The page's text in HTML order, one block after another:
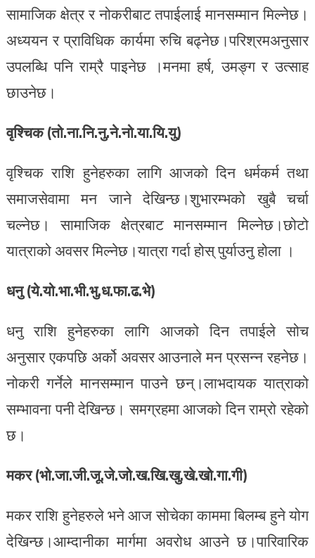
सामाजिक क्षेत्र र नोकरीबाट तपाईलाई मानसम्मान मिल्नेछ।
अध्ययन र प्राविधिक कार्यमा रुचि बढ्नेछ।परिश्रमअनुसार
उपलब्धि पनि राम्रै पाइनेछ ।मनमा हर्ष, उमङ्ग र उत्साह
छाउनेछ।
वृश्चिक (तो.ना.नि.नु.ने.नो.या.यि.यु)
वृश्चिक राशि हुनेहरुका लागि आजको दिन धर्मकर्म तथा
समाजसेवामा मन जाने देखिन्छ।शुभारम्भको खुबै चर्चा
चल्नेछ। सामाजिक क्षेत्रबाट मानसम्मान मिल्नेछ।छोटो
यात्राको अवसर मिल्नेछ।यात्रा गर्दा होस् पुर्याउनु होला ।
धनु (ये.यो.भा.भी.भु.ध.फा.ढ.भे)
धनु राशि हुनेहरुका लागि आजको दिन तपाईले सोच
अनुसार एकपछि अर्को अवसर आउनाले मन प्रसन्न रहनेछ।
नोकरी गर्नेले मानसम्मान पाउने छन्।लाभदायक यात्राको
सम्भावना पनी देखिन्छ। समग्रहमा आजको दिन राम्रो रहेको
छ।
मकर (भो.जा.जी.जू.जे.जो.ख.खि.खु.खे.खो.गा.गी)
मकर राशि हुनेहरुले भने आज सोचेका काममा बिलम्ब हुने योग
देखिन्छ।आम्दानीका मार्गमा अवरोध आउने छ।पारिवारिक